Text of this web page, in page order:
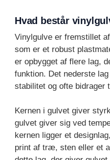
Hvad består
Vinylgulve er fremstillet
som er et robust
er opbygget af flere lag,
funktion. Det nederste
stabilitet og ofte bidrager
Kernen i gulvet giver
gulvet giver sig ved
kernen ligger et
print af træ, sten eller et